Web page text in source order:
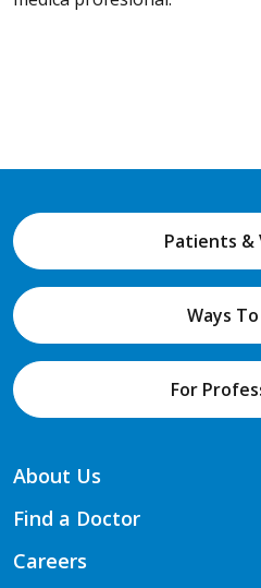
Patients &
Ways
For
About Us
Find a Doctor
Careers